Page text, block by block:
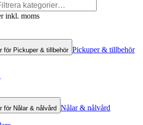
inkl. moms
för Pickuper & tillbehör Pickuper & tillbehör
för Nålar & nålvård Nålar & nålvård